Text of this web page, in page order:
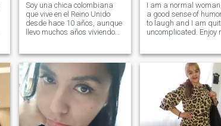
Soy una chica colombiana
que vive en el Reino Unido
desde hace 10 años, aunque
llevo muchos años viviendo
Actualmente trabajo para la
industria de la aviación en
Dorset. Soy una persona
honesta y especialmente leal,
pocas personas conocen el
valor de la lealtad y es un
valor muy importante para
mí. Me gusta la naturaleza,
I am a normal
a good sense of
to laugh and I am
uncomplicated. Enjoy
and romantic. I love rock
Soy una mujer
buen sentido del
gusta reir y soy
descomplicada.
tanto de la naturaleza,
de todo lo demás. Soy